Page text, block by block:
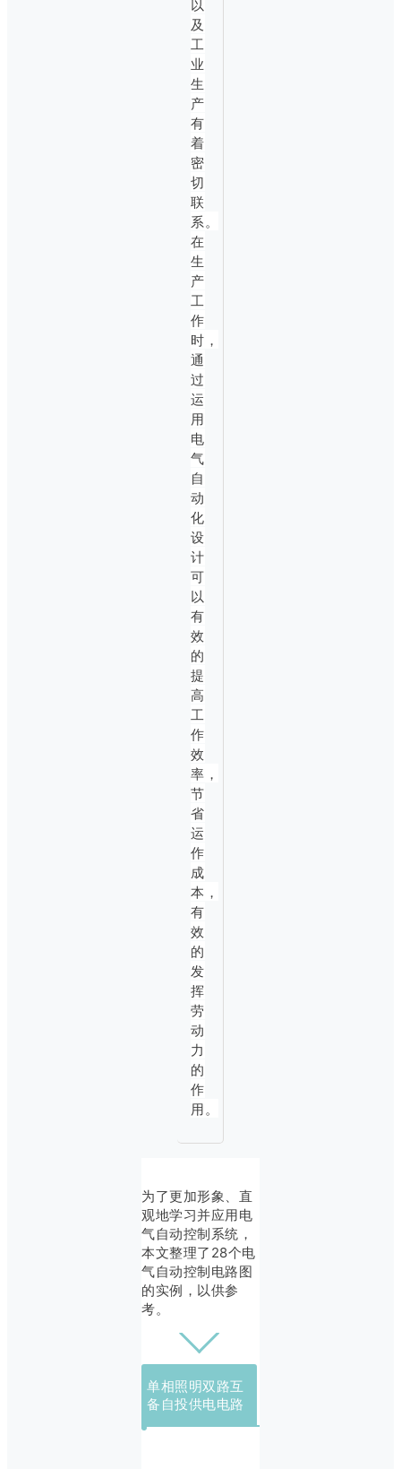
以
及
工
业
生
产
有
着
密
切
联
系。
在
生
产
工
作
时，
通
过
运
用
电
气
自
动
化
设
计
可
以
有
效
的
提
高
工
作
效
率，
节
省
运
作
成
本，
有
效
的
发
挥
劳
动
力
的
作
用。
为了更加形象、直
观地学习并应用电
气自动控制系统，
本文整理了28个电
气自动控制电路图
的实例，以供参
考。
单相照明双路互
备自投供电电路